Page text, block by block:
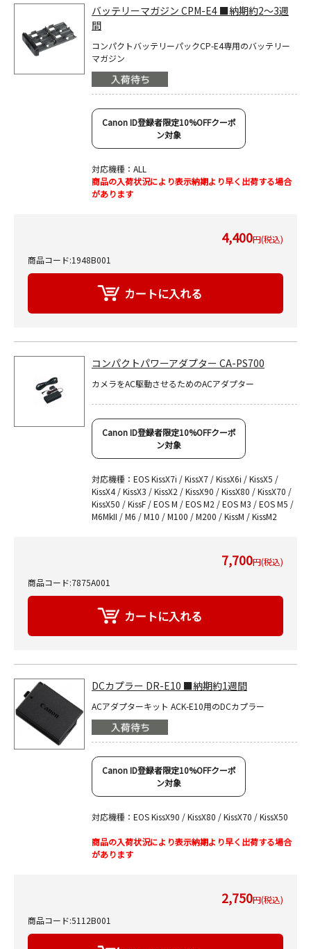
バッテリーマガジン CPM-E4 ■納期約2～3週
間
コンパクトバッテリーパックCP-E4専用のバッテリー
マガジン
Canon ID登録者限定10%OFFクーポ
ン対象
対応機種：ALL
商品の入荷状況により表示納期より早く出荷する場合
があります
4,400円(税込)
商品コード:1948B001
コンパクトパワーアダプター CA-PS700
カメラをAC駆動させるためのACアダプター
Canon ID登録者限定10%OFFクーポ
ン対象
対応機種：EOS KissX7i / KissX7 / KissX6i / KissX5 /
KissX4 / KissX3 / KissX2 / KissX90 / KissX80 / KissX70 /
KissX50 / KissF / EOS M / EOS M2 / EOS M3 / EOS M5 /
M6MkII / M6 / M10 / M100 / M200 / KissM / KissM2
7,700円(税込)
商品コード:7875A001
DCカプラー DR-E10 ■納期約1週間
ACアダプターキット ACK-E10用のDCカプラー
Canon ID登録者限定10%OFFクーポ
ン対象
対応機種：EOS KissX90 / KissX80 / KissX70 / KissX50
商品の入荷状況により表示納期より早く出荷する場合
があります
2,750円(税込)
商品コード:5112B001